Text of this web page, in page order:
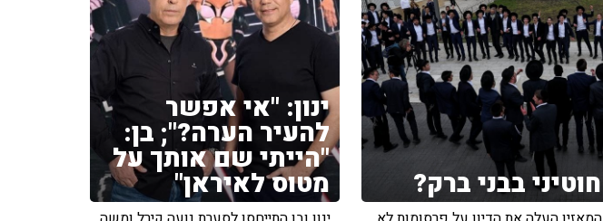
חוטיני בבני ברק?
ינון: "אי אפשר
להעיר הערה?"; בן:
"הייתי שם אותך על
מטוס לאיראן"